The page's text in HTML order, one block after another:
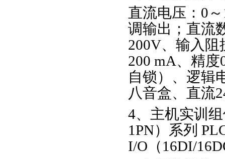
直流电压：0
调输出；直流
200V、输入
200 mA、精
自锁）、逻辑
八音盒、直流
4、主机实训
1PN）系列
I/O（16DI/